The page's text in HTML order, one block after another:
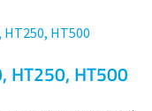
HT250, HT500